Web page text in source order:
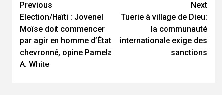
Continue
Reading
Previous
Election/Haïti : Jovenel
Moïse doit commencer
par agir en homme d’État
chevronné, opine Pamela
A. White
Next
Tuerie à village de Dieu:
la communauté
internationale exige des
sanctions